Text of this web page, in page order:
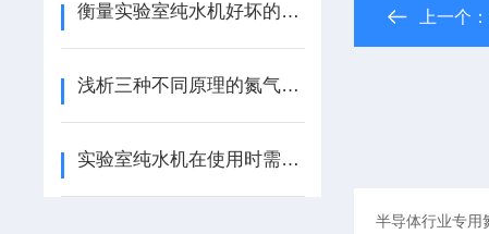
衡量实验室纯水机好坏的标准有哪些？
浅析三种不同原理的氮气发生器各自的优缺点
实验室纯水机在使用时需注意以下事项
上一个：